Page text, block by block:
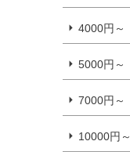
4000円～
5000円～
7000円～
10000円～